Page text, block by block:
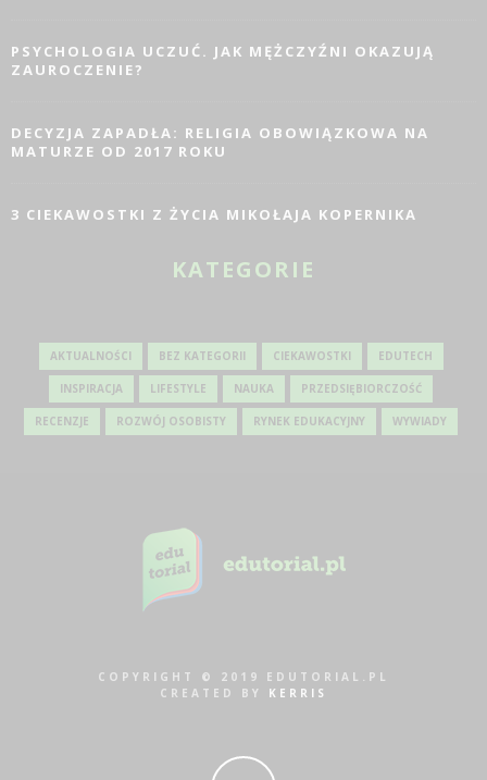
PSYCHOLOGIA UCZUĆ. JAK MĘŻCZYŹNI OKAZUJĄ
ZAUROCZENIE?
DECYZJA ZAPADŁA: RELIGIA OBOWIĄZKOWA NA
MATURZE OD 2017 ROKU
3 CIEKAWOSTKI Z ŻYCIA MIKOŁAJA KOPERNIKA
KATEGORIE
AKTUALNOŚCI BEZ KATEGORII CIEKAWOSTKI EDUTECH
INSPIRACJA LIFESTYLE NAUKA PRZEDSIĘBIORCZOŚĆ
RECENZJE ROZWÓJ OSOBISTY RYNEK EDUKACYJNY WYWIADY
COPYRIGHT © 2019 EDUTORIAL.PL
CREATED BY KERRIS